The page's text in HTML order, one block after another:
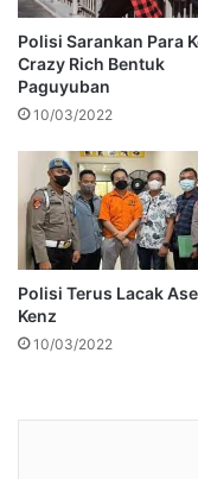
Polisi Sarankan Para
Crazy Rich Bentuk
Paguyuban
10/03/2022
Polisi Terus Lacak
Kenz
10/03/2022